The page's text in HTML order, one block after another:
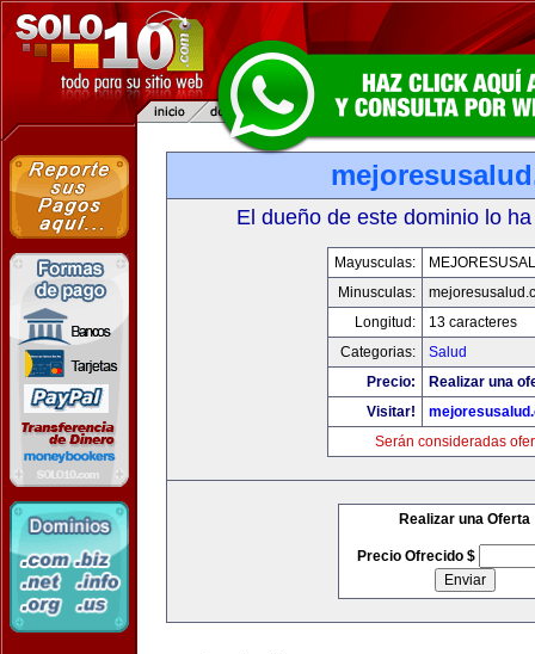
El dueño de este dominio lo
Mayusculas:
Minusculas:
Longitud:
13 caracteres
Categorias:
Salud
Precio:
Realizar una
Visitar!
Serán consideradas
Realizar una Oferta
Precio Ofrecido $